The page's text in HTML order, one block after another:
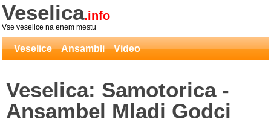
Veselica.info
Vse veselice na enem mestu
Veselice Ansambli Video
Veselica: Samotorica -
Ansambel Mladi Godci